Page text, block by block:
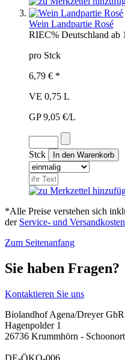
Wein Landpartie Rosé
RIEC% Deutschland ab
pro Stck
6,79 € *
VE 0,75 L
GP 9,05 €/L
Stck
*Alle Preise verstehen sich
der Service- und Versandkosten
Zum Seitenanfang
Sie haben Fragen?
Kontaktieren Sie uns
Biolandhof Agena/Dreyer
Hagenpolder 1
26736 Krummhörn -